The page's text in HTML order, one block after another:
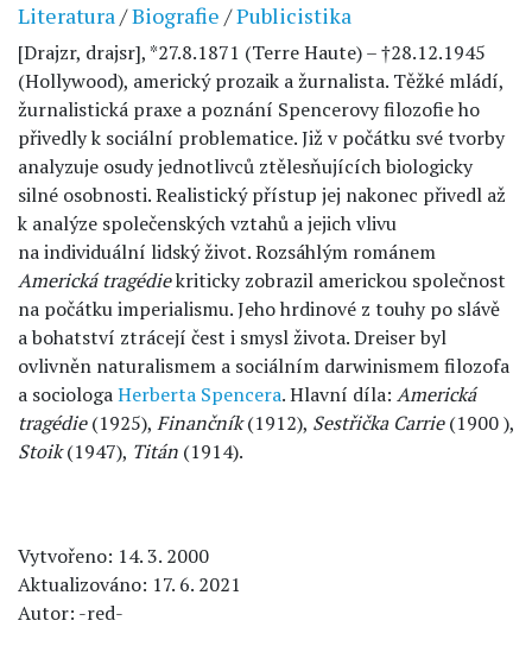
Literatura/Biografie /Publicistika
[Drajzr, drajsr], *27.8.1871 (Terre Haute) – †28.12.1945
(Hollywood), americký prozaik a žurnalista. Těžké mládí,
žurnalistická praxe a poznání Spencerovy filozofie ho
přivedly k sociální problematice. Již v počátku své tvorby
analyzuje osudy jednotlivců ztělesňujících biologicky
silné osobnosti. Realistický přístup jej nakonec přivedl až
k analýze společenských vztahů a jejich vlivu
na individuální lidský život. Rozsáhlým románem
Americká tragédiekriticky zobrazil americkou společnost
na počátku imperialismu. Jeho hrdinové z touhy po slávě
a bohatství ztrácejí čest i smysl života. Dreiser byl
ovlivněn naturalismem a sociálním darwinismem filozofa
a sociologaHerberta Spencera. Hlavní díla: Americká
tragédie(1925), Finančník(1912), Sestřička Carrie(1900 ),
Stoik(1947), Titán (1914).
Vytvořeno: 14. 3. 2000
Aktualizováno: 17. 6. 2021
Autor: -red-